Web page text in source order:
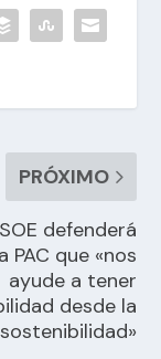
PRÓXIMO
defenderá
PAC que «nos
ayude a tener
desde la
sostenibilidad»